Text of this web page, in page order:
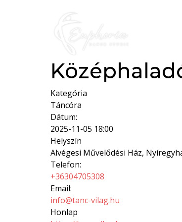
Kategória
Táncóra
Dátum:
2025-11-05 18:00
Helyszín
Alvégesi Művelődési Ház,
Telefon:
+36304705308
Email:
info@tanc-vilag.hu
Honlap